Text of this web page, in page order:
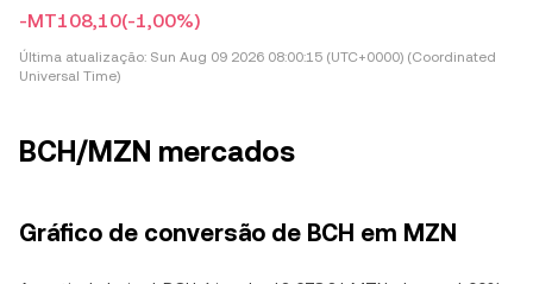
-MT108,10(-1,00%)
Última atualização: Sun Aug 09 2026 08:00:15 (UTC+0000) (Coordinated
Universal Time)
BCH/MZN mercados
Gráfico de conversão de BCH em MZN